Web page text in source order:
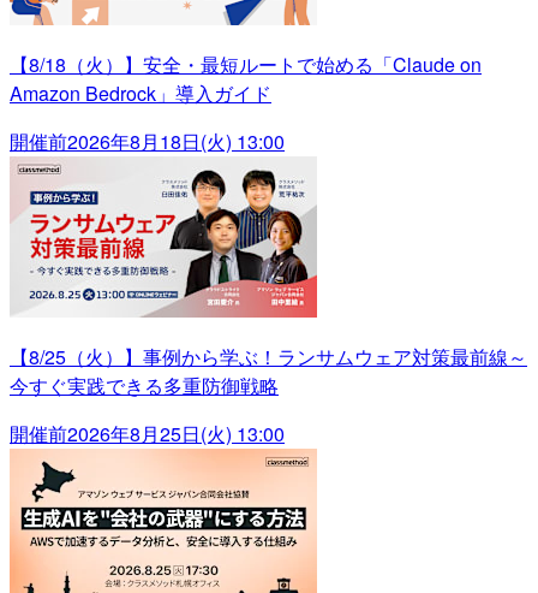
【8/18（火）】安全・最短ルートで始める「Claude on
Amazon Bedrock」導入ガイド
開催前2026年8月18日(火) 13:00
【8/25（火）】事例から学ぶ！ランサムウェア対策最前線～
今すぐ実践できる多重防御戦略
開催前2026年8月25日(火) 13:00